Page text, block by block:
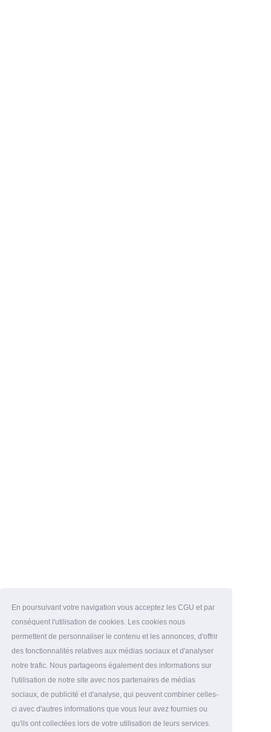
En poursuivant votre navigation vous acceptez les CGU et par
conséquent l'utilisation de cookies. Les cookies nous
permettent de personnaliser le contenu et les annonces, d'offrir
des fonctionnalités relatives aux médias sociaux et d'analyser
notre trafic. Nous partageons également des informations sur
l'utilisation de notre site avec nos partenaires de médias
sociaux, de publicité et d'analyse, qui peuvent combiner celles-
ci avec d'autres informations que vous leur avez fournies ou
qu'ils ont collectées lors de votre utilisation de leurs services.